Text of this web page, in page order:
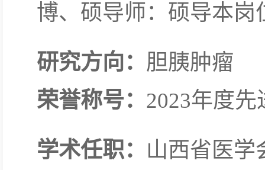
博、硕导师：硕导本岗
研究方向： 胆胰肿瘤
荣誉称号： 2023年度先
学术任职： 山西省医学